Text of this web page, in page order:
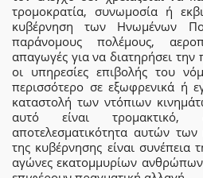
τρομοκρατία, συνωμοσία ή
κυβέρνηση των Ηνωμένων
παράνομους πολέμους,
απαγωγές για να διατηρήσει την
οι υπηρεσίες επιβολής του
περισσότερο σε εξωφρενικά ή
καταστολή των ντόπιων
αυτό είναι τρομακτικό,
αποτελεσματικότητα αυτών
της κυβέρνησης είναι συνέπεια
αγώνες εκατομμυρίων